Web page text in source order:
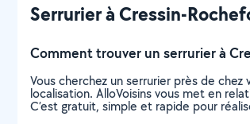
Serrurier à Cressin-
Comment trouver un serrurier à
Vous cherchez un serrurier près de
localisation. AlloVoisins vous met en
C’est gratuit, simple et rapide pour